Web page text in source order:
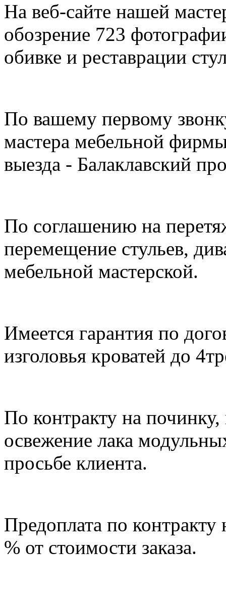
На веб-сайте нашей
обозрение 723
обивке и реставрации
По вашему первому
мастера мебельной
выезда - Балаклавский
По соглашению на
перемещение стульев,
мебельной мастерской.
Имеется гарантия по
изголовья кроватей до
По контракту на
освежение лака
просьбе клиента.
Предоплата по
% от стоимости заказа.